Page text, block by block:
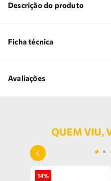
Descrição do produto
Ficha técnica
Avaliações
QUEM VIU,
14%